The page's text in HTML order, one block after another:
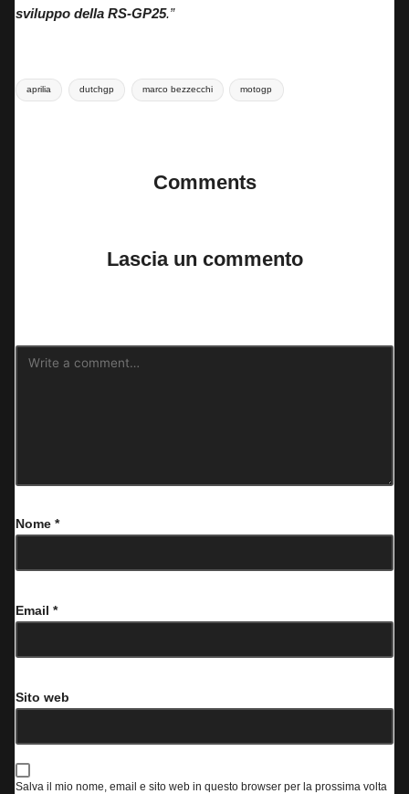
sviluppo della RS-GP25.”
Tags:
aprilia dutchgp marco bezzecchi motogp
Comments
Lascia un commento
Nome *
Email *
Sito web
Salva il mio nome, email e sito web in questo browser per la prossima volta